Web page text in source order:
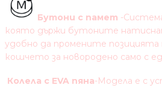
Бутони с памет -
която държи бутоните
удобно да промените позицията
кошчето за новородено само с
Колела с EVA пяна-Модела е с